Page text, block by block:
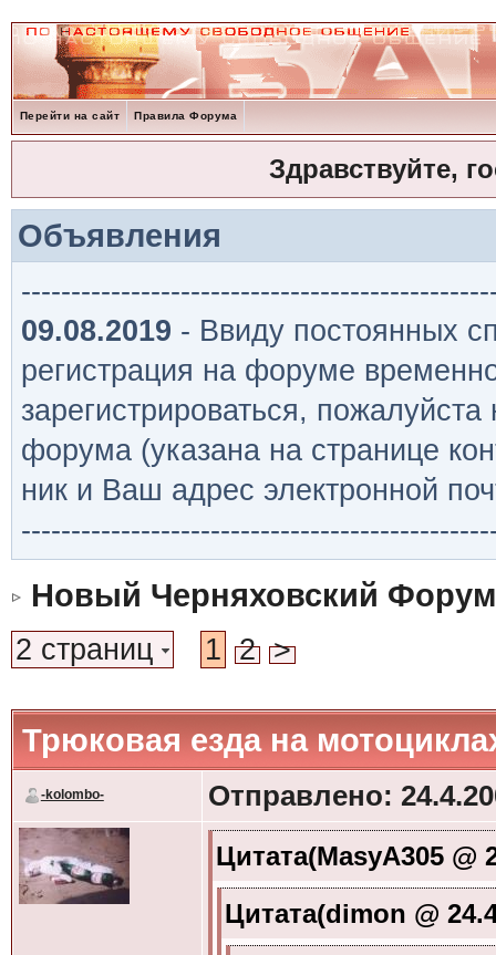
Перейти на сайт Правила Форума
Здравствуйте,
Объявления
09.08.2019 - Ввиду постоянных
регистрация на форуме
зарегистрироваться,
форума (указана на странице
ник и Ваш адрес электронной
Новый Черняховский Форум
2 страниц 1 2 >
Трюковая езда на
-kolombo- Отправлено:
Цитата(MasyA305 @
Цитата(dimon @